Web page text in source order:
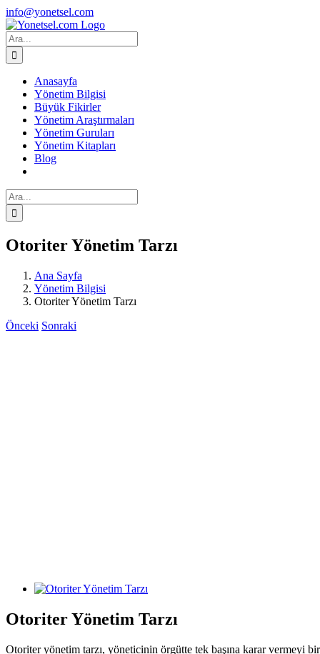
Skip
to
content
Facebook
X
Instagram
info@yonetsel.com
Ara:
Anasayfa
Yönetim Bilgisi
Büyük Fikirler
Yönetim Araştırmaları
Yönetim Guruları
Yönetim Kitapları
Blog
Ara:
Otoriter Yönetim Tarzı
Ana Sayfa
Yönetim Bilgisi
Otoriter Yönetim Tarzı
Önceki Sonraki
View
Image
Otoriter Yönetim Tarzı
Otoriter yönetim tarzı, yöneticinin örgütte tek başına karar vermeyi